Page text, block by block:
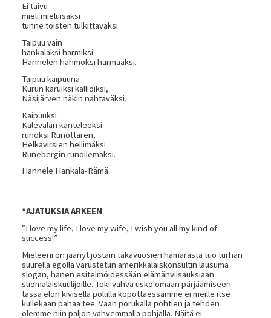
Ei taivu
mieli mieluisaksi
tunne toisten tulkittavaksi.
Taipuu vain
hankalaksi harmiksi
Hannelen hahmoksi harmaaksi.
Taipuu kaipuuna
Kurun karuiksi kallioiksi,
Näsijärven näkin nähtäväksi.
Kaipuuksi
Kalevalan kanteleeksi
runoksi Runottaren,
Helkavirsien hellimäksi
Runebergin runoilemaksi.
Hannele Hankala-Rämä
*AJATUKSIA ARKEEN
”I love my life, I love my wife, I wish you all my kind of
success!”
Mieleeni on jäänyt jostain takavuosien hämärästä tuo turhan
suurella egolla varustetun amerikkalaiskonsultin lausuma
slogan, hänen esitelmöidessään elämänviisauksiaan
suomalaiskuulijoille. Toki vahva usko omaan pärjäämiseen
tässä elon kivisellä polulla köpöttäessämme ei meille itse
kullekaan pahaa tee. Vaan porukalla pohtien ja tehden
olemme niin paljon vahvemmalla pohjalla. Näitä ei